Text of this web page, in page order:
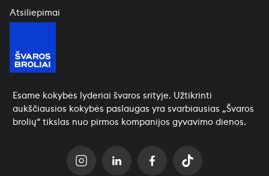
Esame kokybės lyderiai švaros srityje. Užtikrinti
aukščiausios kokybės paslaugas yra svarbiausias „Švaros
brolių“ tikslas nuo pirmos kompanijos gyvavimo dienos.
Atsiliepimai